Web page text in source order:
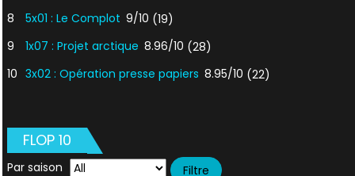
8
5x01 : Le Complot 9/10 (19)
9
1x07 : Projet arctique 8.96/10 (28)
10 3x02 : Opération presse papiers 8.95/10 (22)
FLOP 10
Par saison